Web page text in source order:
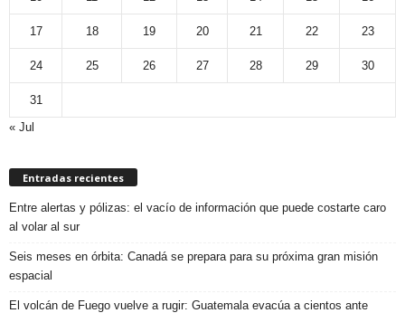
17 18 19 20 21 22 23
24 25 26 27 28 29 30
31
« Jul
Entradas recientes
Entre alertas y pólizas: el vacío de información que puede costarte caro
al volar al sur
Seis meses en órbita: Canadá se prepara para su próxima gran misión
espacial
El volcán de Fuego vuelve a rugir: Guatemala evacúa a cientos ante